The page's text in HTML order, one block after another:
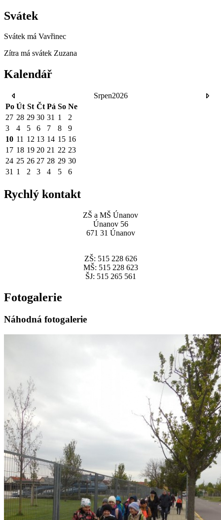
Svátek
Svátek má Vavřinec
Zítra má svátek Zuzana
Kalendář
Srpen2026
Po Út St Čt Pá So Ne
27 28 29 30 31 1
2
3
4 5 6 7 8
9
10 11 12 13 14 15 16
17 18 19 20 21 22 23
24 25 26 27 28 29 30
31 1 2 3 4 5 6
Rychlý kontakt
ZŠ a MŠ Únanov
Únanov 56
671 31 Únanov
ZŠ: 515 228 626
MŠ: 515 228 623
ŠJ: 515 265 561
Fotogalerie
Náhodná fotogalerie